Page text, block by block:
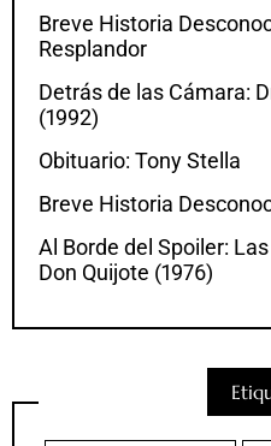
Breve Historia
Resplandor
Detrás de las Cámara:
(1992)
Obituario: Tony Stella
Breve Historia
Al Borde del Spoiler:
Don Quijote (1976)